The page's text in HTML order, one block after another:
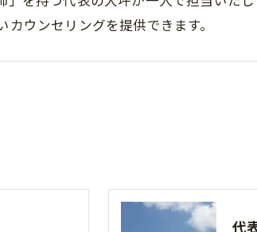
ウンセリングを提供できます。
代